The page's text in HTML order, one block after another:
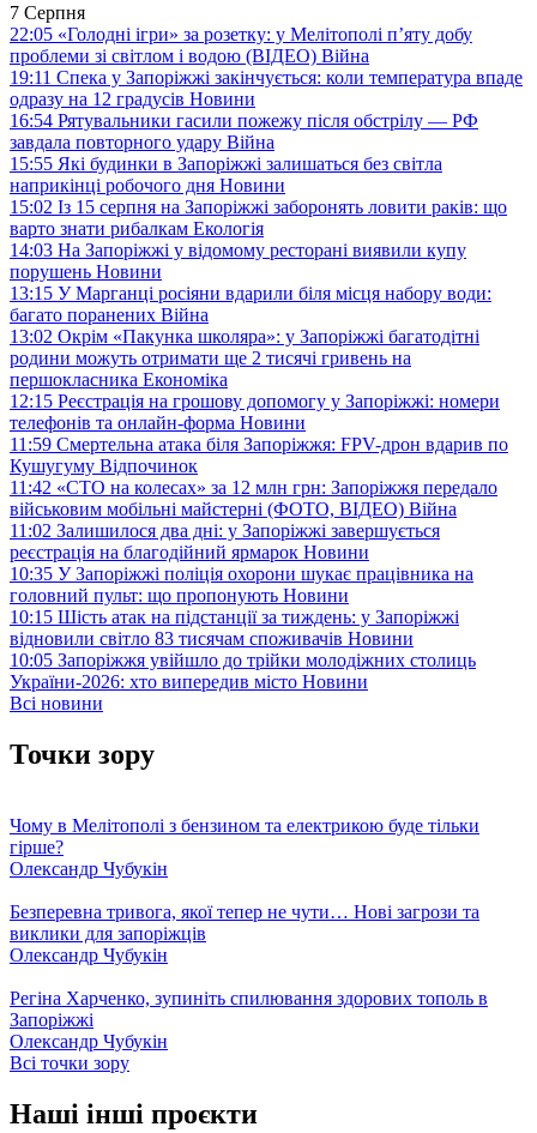
7 Серпня
22:05 «Голодні ігри» за розетку: у Мелітополі п’яту добу
проблеми зі світлом і водою (ВІДЕО) Війна
19:11 Спека у Запоріжжі закінчується: коли температура впаде
одразу на 12 градусів Новини
16:54 Рятувальники гасили пожежу після обстрілу — РФ
завдала повторного удару Війна
15:55 Які будинки в Запоріжжі залишаться без світла
наприкінці робочого дня Новини
15:02 Із 15 серпня на Запоріжжі заборонять ловити раків: що
варто знати рибалкам Екологія
14:03 На Запоріжжі у відомому ресторані виявили купу
порушень Новини
13:15 У Марганці росіяни вдарили біля місця набору води:
багато поранених Війна
13:02 Окрім «Пакунка школяра»: у Запоріжжі багатодітні
родини можуть отримати ще 2 тисячі гривень на
першокласника Економіка
12:15 Реєстрація на грошову допомогу у Запоріжжі: номери
телефонів та онлайн-форма Новини
11:59 Смертельна атака біля Запоріжжя: FPV-дрон вдарив по
Кушугуму Відпочинок
11:42 «СТО на колесах» за 12 млн грн: Запоріжжя передало
військовим мобільні майстерні (ФОТО, ВІДЕО) Війна
11:02 Залишилося два дні: у Запоріжжі завершується
реєстрація на благодійний ярмарок Новини
10:35 У Запоріжжі поліція охорони шукає працівника на
головний пульт: що пропонують Новини
10:15 Шість атак на підстанції за тиждень: у Запоріжжі
відновили світло 83 тисячам споживачів Новини
10:05 Запоріжжя увійшло до трійки молодіжних столиць
України-2026: хто випередив місто Новини
Всі новини
Точки зору
Чому в Мелітополі з бензином та електрикою буде тільки
гірше?
Олександр Чубукін
Безперевна тривога, якої тепер не чути… Нові загрози та
виклики для запоріжців
Олександр Чубукін
Регіна Харченко, зупиніть спилювання здорових тополь в
Запоріжжі
Олександр Чубукін
Всі точки зору
Наші інші проєкти